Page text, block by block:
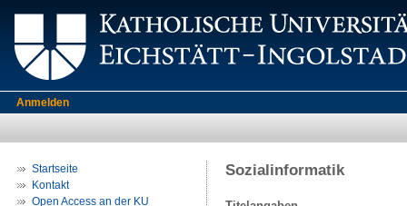
Anmelden
Startseite
Kontakt
Open Access an der KU
Sozialinformatik